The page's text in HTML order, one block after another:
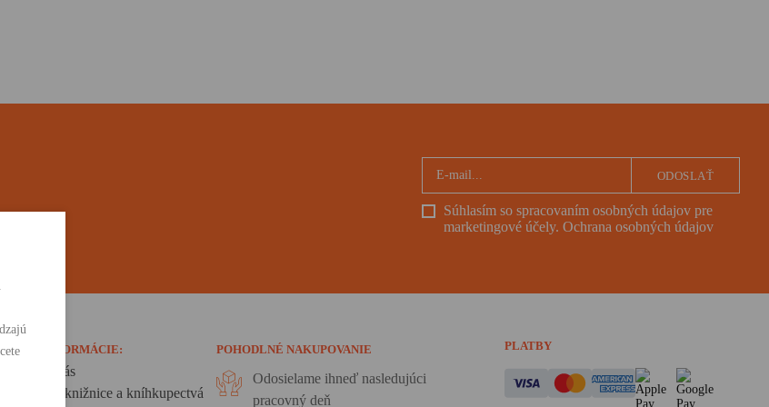
Súhlasím so spracovaním osobných údajov pre
marketingové účely. Ochrana osobných údajov
ODOSLAŤ
INFORMÁCIE:
O nás
Pre knižnice a kníhkupectvá
POHODLNÉ NAKUPOVANIE
Odosielame ihneď nasledujúci
pracovný deň
PLATBY